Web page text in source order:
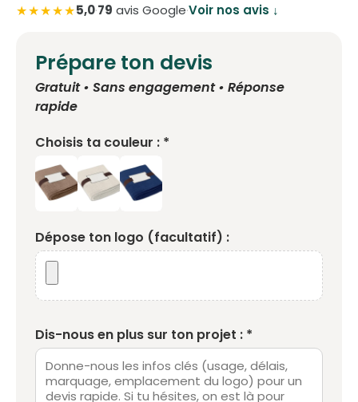
★★★★★5,0·79 avis Google·Voir nos avis ↓
Prépare ton devis
Gratuit • Sans engagement • Réponse
rapide
Choisis ta couleur : *
Dépose ton logo (facultatif) :
Dis-nous en plus sur ton projet : *